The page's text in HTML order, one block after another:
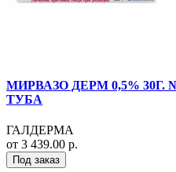
МИРВАЗО ДЕРМ 0,5%
ТУБА
ГАЛДЕРМА
от 3 439.00 р.
Под заказ